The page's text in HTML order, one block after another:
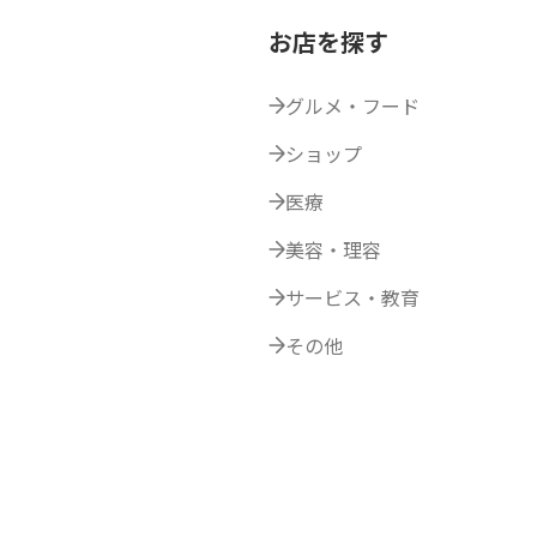
お店を探す
グルメ・フード
ショップ
医療
美容・理容
サービス・教育
その他